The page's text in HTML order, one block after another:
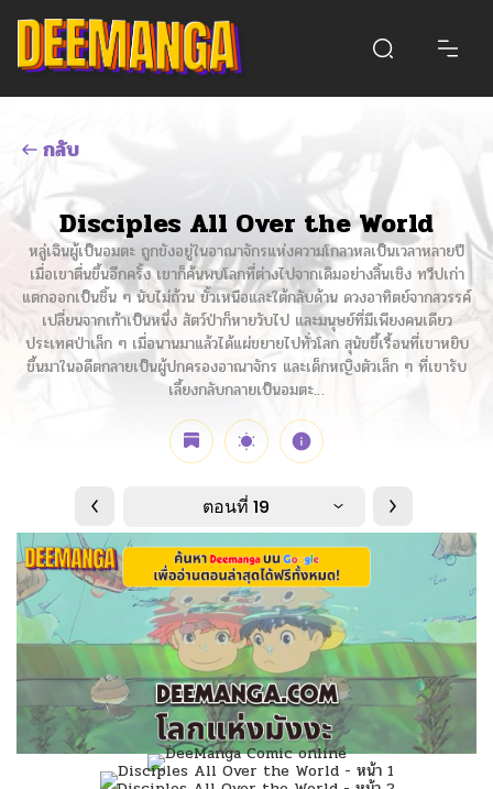
กลับ
Disciples All Over the World
หลู่เฉินผู้เป็นอมตะ ถูกขังอยู่ในอาณาจักรแห่งความโกลาหลเป็นเวลาหลายปี
เมื่อเขาตื่นขึ้นอีกครั้ง เขาก็ค้นพบโลกที่ต่างไปจากเดิมอย่างสิ้นเชิง ทวีปเก่า
แตกออกเป็นชิ้น ๆ นับไม่ถ้วน ขั้วเหนือและใต้กลับด้าน ดวงอาทิตย์จากสวรรค์
เปลี่ยนจากเก้าเป็นหนึ่ง สัตว์ป่าก็หายวับไป และมนุษย์ที่มีเพียงคนเดียว
ประเทศป่าเล็ก ๆ เมื่อนานมาแล้วได้แผ่ขยายไปทั่วโลก สุนัขขี้เรื้อนที่เขาหยิบ
ขึ้นมาในอดีตกลายเป็นผู้ปกครองอาณาจักร และเด็กหญิงตัวเล็ก ๆ ที่เขารับ
เลี้ยงกลับกลายเป็นอมตะ…
ตอนที่ 19